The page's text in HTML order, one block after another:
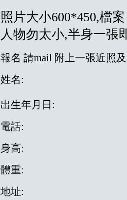
照片大小600*450,檔
人物勿太小,半身一張
報名 請mail 附上一張近照
姓名:
出生年月日:
電話:
身高:
體重:
地址: